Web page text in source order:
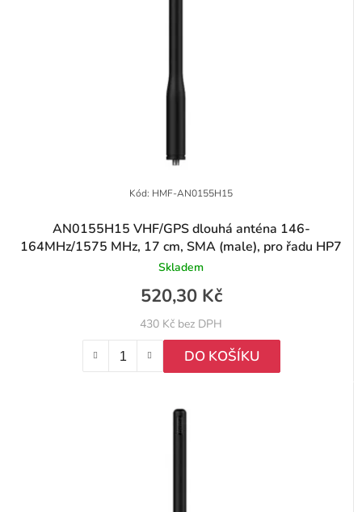
AN0155H15 VHF/GPS dlouhá anténa 146-
164MHz/1575 MHz, 17 cm, SMA (male), pro řadu HP7
Skladem
430 Kč bez DPH
520,30 Kč
DO KOŠÍKU
Kód: HMF-AN0155H15